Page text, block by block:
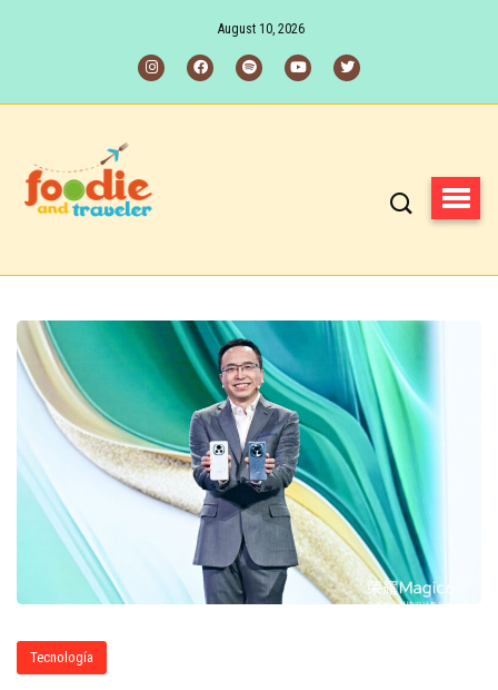
August 10, 2026
Tecnología